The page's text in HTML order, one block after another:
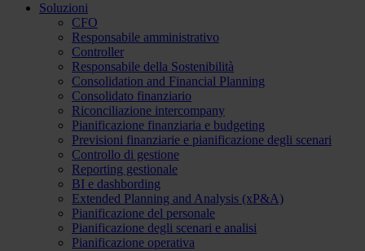
Soluzioni
CFO
Responsabile amministrativo
Controller
Responsabile della Sostenibilità
Consolidation and Financial Planning
Consolidato finanziario
Riconciliazione intercompany
Pianificazione finanziaria e budgeting
Previsioni finanziarie e pianificazione degli scenari
Controllo di gestione
Reporting gestionale
BI e dashbording
Extended Planning and Analysis (xP&A)
Pianificazione del personale
Pianificazione degli scenari e analisi
Pianificazione operativa